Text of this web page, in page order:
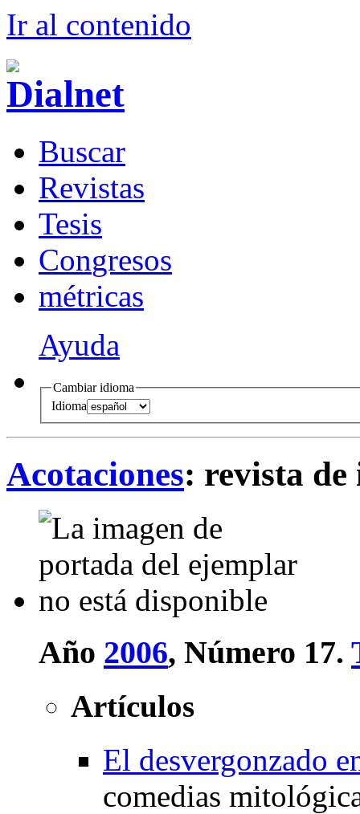
Ir al contenido
Buscar
Revistas
Tesis
Congresos
métricas
Ayuda
Cambiar idioma
Idioma
Acotaciones: revista
Año 2006, Número 17.
Artículos
El desvergonzado
comedias